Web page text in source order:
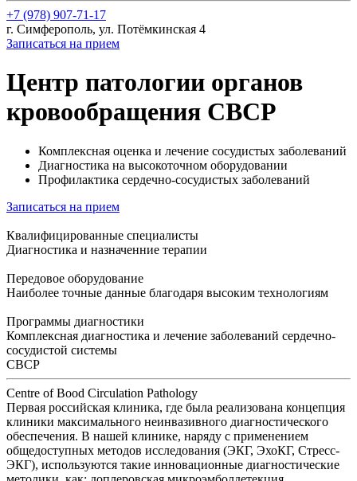
+7 (978) 907-71-17
г. Симферополь, ул. Потёмкинская 4
Записаться на прием
Центр патологии органов
кровообращения CBCP
Комплексная оценка и лечение сосудистых заболеваний
Диагностика на высокоточном оборудовании
Профилактика сердечно-сосудистых заболеваний
Записаться на прием
Квалифицированные специалисты
Диагностика и назначенние терапии
Передовое оборудование
Наиболее точные данные благодаря высоким технологиям
Программы диагностики
Комплексная диагностика и лечение заболеваний сердечно-
сосудистой системы
CBCP
Centre of Bood Circulation Pathology
Первая российская клиника, где была реализована концепция
клиники максимального неинвазивного диагностического
обеспечения. В нашей клинике, наряду с применением
общедоступных методов исследования (ЭКГ, ЭхоКГ, Стресс-
ЭКГ), используются такие инновационные диагностические